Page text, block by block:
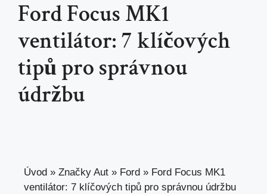
Ford Focus MK1
ventilátor: 7 klíčových
tipů pro správnou
údržbu
Úvod » Značky Aut » Ford » Ford Focus MK1
ventilátor: 7 klíčových tipů pro správnou údržbu